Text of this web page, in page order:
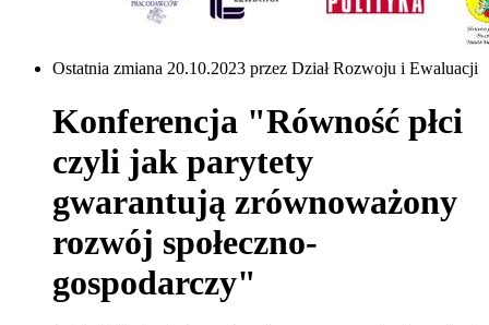
Ostatnia zmiana 20.10.2023 przez Dział Rozwoju i Ewaluacji
Konferencja "Równość płci
czyli jak parytety
gwarantują zrównoważony
rozwój społeczno-
gospodarczy"